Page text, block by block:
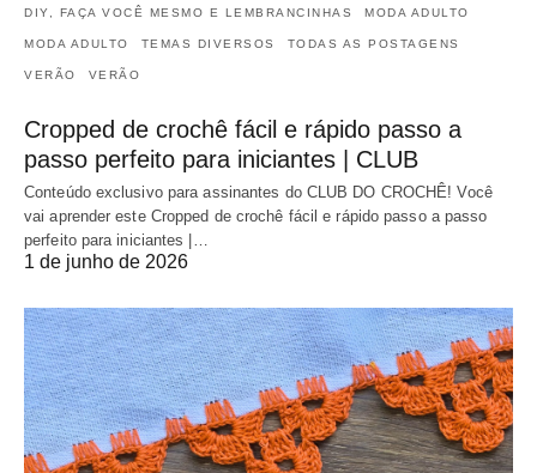
DIY, FAÇA VOCÊ MESMO E LEMBRANCINHAS MODA ADULTO
MODA ADULTO TEMAS DIVERSOS TODAS AS POSTAGENS
VERÃO VERÃO
Cropped de crochê fácil e rápido passo a
passo perfeito para iniciantes | CLUB
Conteúdo exclusivo para assinantes do CLUB DO CROCHÊ! Você
vai aprender este Cropped de crochê fácil e rápido passo a passo
perfeito para iniciantes |…
1 de junho de 2026